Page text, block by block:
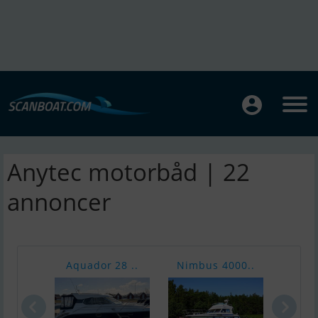
Anytec motorbåd | 22
annoncer
Aquador 28 .. Nimbus 4000..